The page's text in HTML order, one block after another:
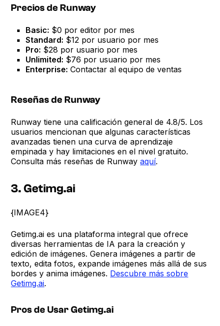
Precios de Runway
Basic: $0 por editor por mes
Standard: $12 por usuario por mes
Pro: $28 por usuario por mes
Unlimited: $76 por usuario por mes
Enterprise: Contactar al equipo de ventas
Reseñas de Runway
Runway tiene una calificación general de 4.8/5. Los
usuarios mencionan que algunas características
avanzadas tienen una curva de aprendizaje
empinada y hay limitaciones en el nivel gratuito.
Consulta más reseñas de Runwayaquí.
3. Getimg.ai
{IMAGE4}
Getimg.ai es una plataforma integral que ofrece
diversas herramientas de IA para la creación y
edición de imágenes. Genera imágenes a partir de
texto, edita fotos, expande imágenes más allá de sus
bordes y anima imágenes. Descubre más sobre
Getimg.ai.
Pros de Usar Getimg.ai